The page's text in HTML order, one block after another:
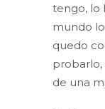
tengo, lo
mundo
quedo
probarlo,
de una